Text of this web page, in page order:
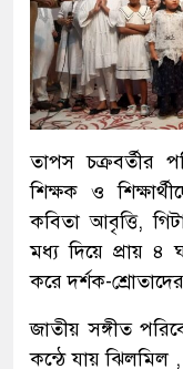
তাপস চক্রবর্তীর
শিক্ষক ও
কবিতা আবৃত্তি,
মধ্য দিয়ে প্রায় ৪
করে দর্শক-
জাতীয় সঙ্গীত
কন্ঠে যায় ঝিলমিল